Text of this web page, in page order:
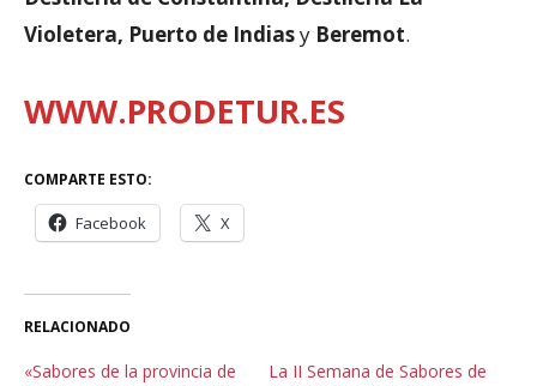
Violetera, Puerto de Indiasy Beremot.
WWW.PRODETUR.ES
COMPARTE ESTO:
Facebook X
RELACIONADO
«Sabores de la provincia de
La II Semana de Sabores de